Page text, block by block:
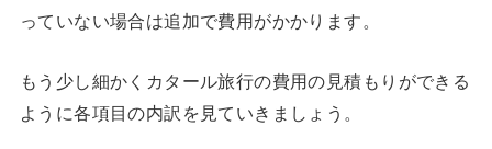
っていない場合は追加で費用がかかります。
もう少し細かくカタール旅行の費用の見積もりができる
ように各項目の内訳を見ていきましょう。